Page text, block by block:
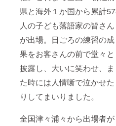
県と海外１か国から累計
人の子ども落語家の皆さん
が出場。日ごろの練習の成
果をお客さんの前で堂々と
披露し、大いに笑わせ、ま
た時には人情噺で泣かせた
りしてまいりました。
全国津々浦々から出場者が